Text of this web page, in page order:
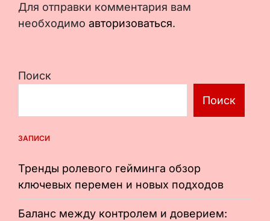
Для отправки комментария вам
необходимо авторизоваться.
Поиск
Поиск
ЗАПИСИ
Тренды ролевого гейминга обзор
ключевых перемен и новых подходов
Баланс между контролем и доверием: